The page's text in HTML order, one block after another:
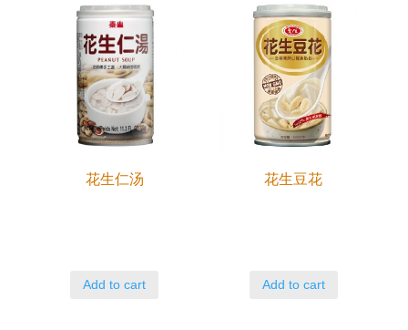
花生仁汤
Add to cart
花生豆花
Add to cart